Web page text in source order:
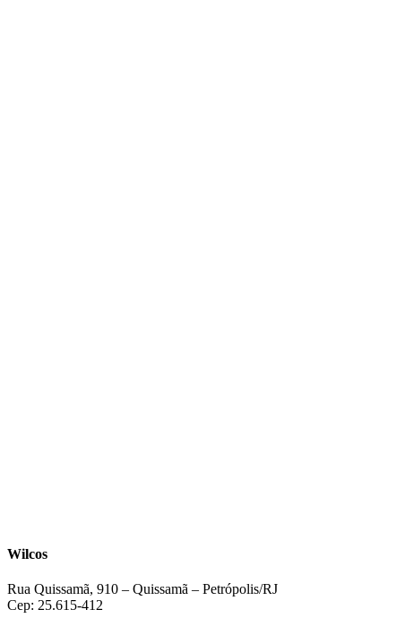
Wilcos
Rua Quissamã, 910 – Quissamã – Petrópolis/RJ
Cep: 25.615-412